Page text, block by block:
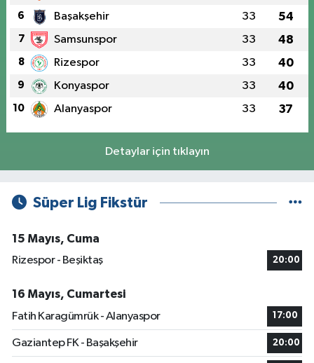
6 Başakşehir 33 54
7 Samsunspor 33 48
8 Rizespor 33 40
9 Konyaspor 33 40
10 Alanyaspor 33 37
Detaylar için tıklayın
Süper Lig Fikstür
15 Mayıs, Cuma
Rizespor - Beşiktaş
20:00
16 Mayıs, Cumartesi
Fatih Karagümrük - Alanyaspor
17:00
Gaziantep FK - Başakşehir 20:00